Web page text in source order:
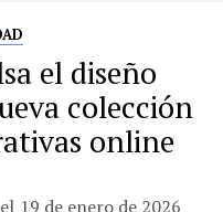
el diseño
colección
online
el 19 de enero de 2026